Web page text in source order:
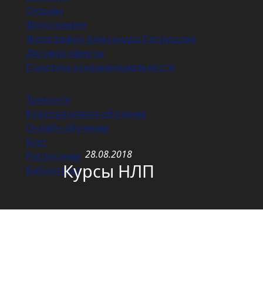
28.08.2018
Курсы НЛП
Отзывы
Фотогалерея
Фотографии Александра Петрищева
Договор оферты
Политика конфиденциальности
Тренинги
Корпоративное обучение
Онлайн обучение
Блог
Расписание
Библиотека